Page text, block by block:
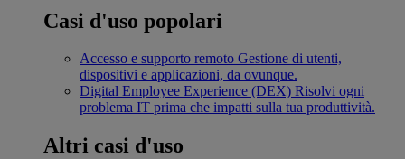
Casi d'uso popolari
Accesso e supporto remoto Gestione di utenti,
dispositivi e applicazioni, da ovunque.
Digital Employee Experience (DEX) Risolvi ogni
problema IT prima che impatti sulla tua produttività.
Altri casi d'uso